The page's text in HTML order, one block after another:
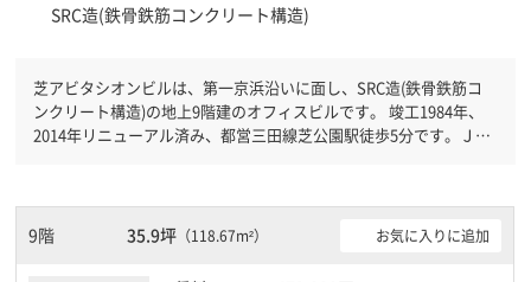
SRC造(鉄骨鉄筋コンクリート構造)
芝アビタシオンビルは、第一京浜沿いに面し、SRC造(鉄骨鉄筋コ
ンクリート構造)の地上9階建のオフィスビルです。 竣工1984年、
2014年リニューアル済み、都営三田線芝公園駅徒歩5分です。ＪＲ
たしておりますので、地震対策を検討されている方にオススメで
す。土日・祝日も利用可能になりますので自由に出入りが出来ま
9階 35.9坪 （118.67m²） お気に入りに追加